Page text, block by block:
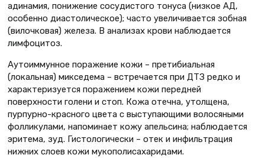
адинамия, понижение сосудистого тонуса (низкое АД,
особенно диастолическое); часто увеличивается зобная
(вилочковая) железа. В анализах крови наблюдается
лимфоцитоз.
Аутоиммунное поражение кожи – претибиальная
(локальная) микседема – встречается при ДТЗ редко и
характеризуется поражением кожи передней
поверхности голени и стоп. Кожа отечна, утолщена,
пурпурно-красного цвета с выступающими волосяными
фолликулами, напоминает кожу апельсина; наблюдается
эритема, зуд. Гистологически – отек и инфильтрация
нижних слоев кожи мукополисахаридами.